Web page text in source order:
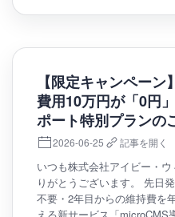
【限定キャンペー
費用10万円が「0円
ポート特別プランの
2026-06-25 記事を開く
いつも株式会社アイビー・
りがとうございます。 先日
不要・2年目からの維持費を